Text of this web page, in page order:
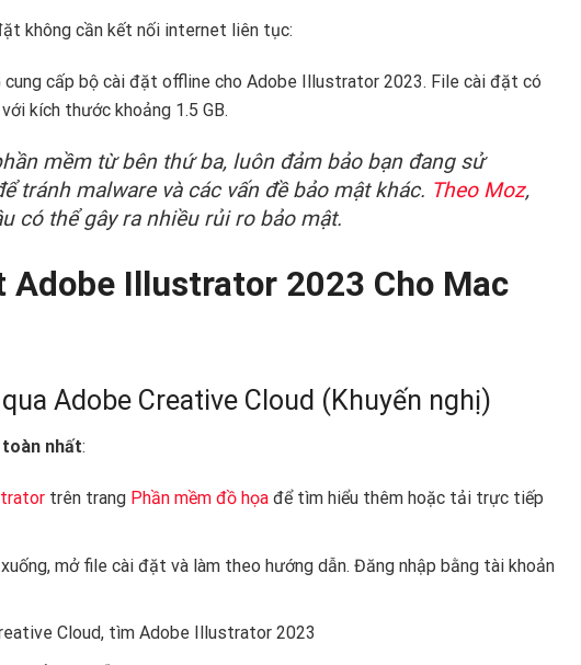
không cần kết nối internet liên tục:
cấp bộ cài đặt offline cho Adobe Illustrator 2023. File cài đặt có
kích thước khoảng 1.5 GB.
mềm từ bên thứ ba, luôn đảm bảo bạn đang sử
tránh malware và các vấn đề bảo mật khác. Theo Moz,
có thể gây ra nhiều rủi ro bảo mật.
Adobe Illustrator 2023 Cho Mac
Adobe Creative Cloud (Khuyến nghị)
nhất:
trên trang Phần mềm đồ họađể tìm hiểu thêm hoặc tải trực tiếp
mở file cài đặt và làm theo hướng dẫn. Đăng nhập bằng tài khoản
Cloud, tìm Adobe Illustrator 2023